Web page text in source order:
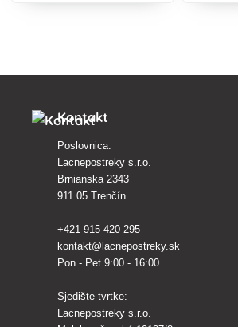
Kontakt
Poslovnica:
Lacnepostreky s.r.o.
Brnianska 2343
911 05 Trenčín
+421 915 420 295
kontakt@lacnepostreky.sk
Pon - Pet 9:00 - 16:00
Sjedište tvrtke:
Lacnepostreky s.r.o.